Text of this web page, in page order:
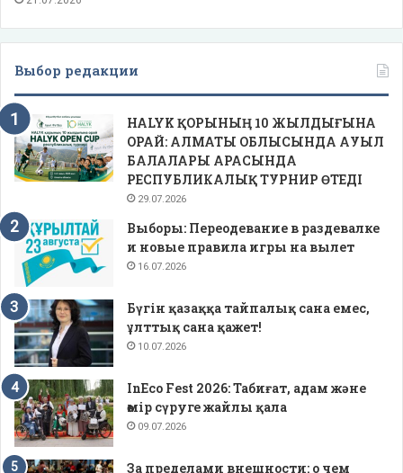
Выбор редакции
HALYK ҚОРЫНЫҢ 10 ЖЫЛДЫҒЫНА
ОРАЙ: АЛМАТЫ ОБЛЫСЫНДА АУЫЛ
БАЛАЛАРЫ АРАСЫНДА
РЕСПУБЛИКАЛЫҚ ТУРНИР ӨТЕДІ
29.07.2026
Выборы: Переодевание в раздевалке
и новые правила игры на вылет
16.07.2026
Бүгін қазаққа тайпалық сана емес,
ұлттық сана қажет!
10.07.2026
InEco Fest 2026: Табиғат, адам және
өмір сүруге жайлы қала
09.07.2026
За пределами внешности: о чем